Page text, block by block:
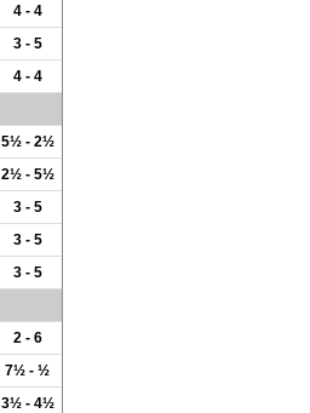
4 - 4
3 - 5
4 - 4
5½ - 2½
2½ - 5½
3 - 5
3 - 5
3 - 5
2 - 6
7½ - ½
3½ - 4½